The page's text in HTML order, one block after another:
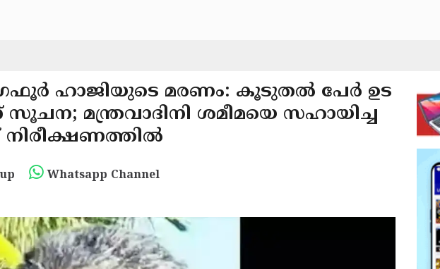
| ഗഫൂർ ഹാജിയുടെ മരണം: കൂടുതൽ പേർ ഉട
സൂചന; മന്ത്രവാദിനി ശമീമയെ സഹായിച്ച
Whatsapp Channel